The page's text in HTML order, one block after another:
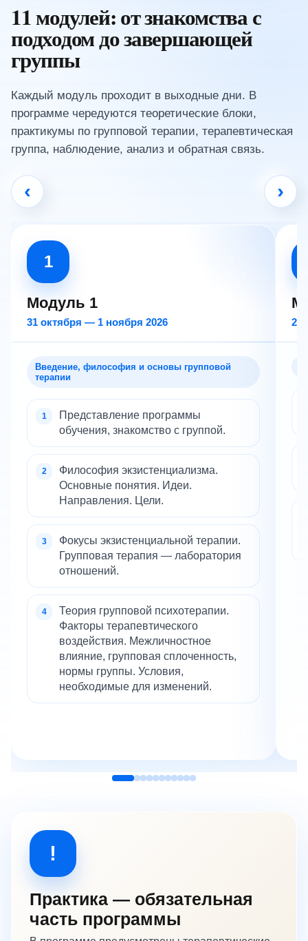
11 модулей: от знакомства с
подходом до завершающей
группы
Каждый модуль проходит в выходные дни. В
программе чередуются теоретические блоки,
практикумы по групповой терапии, терапевтическая
группа, наблюдение, анализ и обратная связь.
‹ ›
1
Модуль 1
31 октября — 1 ноября 2026
Введение, философия и основы групповой
терапии
Представление программы
обучения, знакомство с группой.
Философия экзистенциализма.
Основные понятия. Идеи.
Направления. Цели.
Фокусы экзистенциальной терапии.
Групповая терапия — лаборатория
отношений.
Теория групповой психотерапии.
Факторы терапевтического
воздействия. Межличностное
влияние, групповая сплоченность,
нормы группы. Условия,
необходимые для изменений.
28
!
Практика — обязательная
часть программы